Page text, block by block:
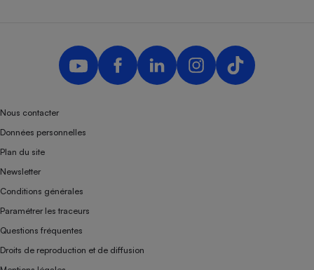
Nous contacter
Données personnelles
Plan du site
Newsletter
Conditions générales
Paramétrer les traceurs
Questions fréquentes
Droits de reproduction et de diffusion